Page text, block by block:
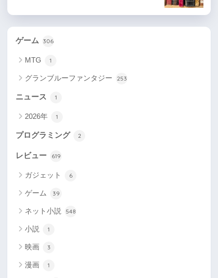
ゲーム 306
MTG 1
グランブルーファンタジー 253
ニュース 1
2026年 1
プログラミング 2
レビュー 619
ガジェット 6
ゲーム 39
ネット小説 548
小説 1
映画 3
漫画 1